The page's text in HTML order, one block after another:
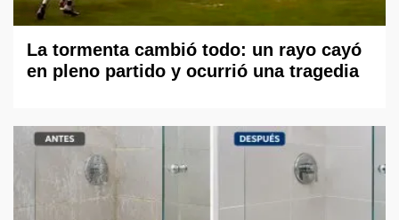
La tormenta cambió todo: un rayo cayó
en pleno partido y ocurrió una tragedia